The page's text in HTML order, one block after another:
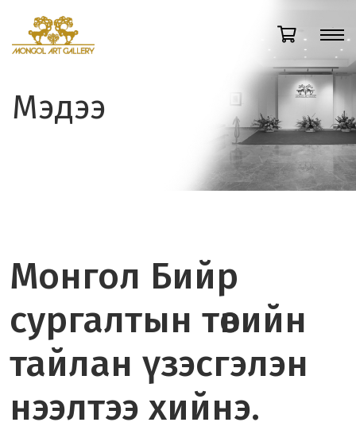
Мэдээ
Монгол Бийр
сургалтын төвийн
тайлан үзэсгэлэн
нээлтээ хийнэ.